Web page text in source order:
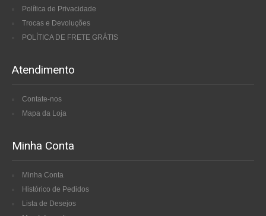
Política de Privacidade
Trocas e Devoluções
POLÍTICA DE FRETE GRÁTIS
Atendimento
Contate-nos
Mapa da Loja
Minha Conta
Minha Conta
Histórico de Pedidos
Lista de Desejos